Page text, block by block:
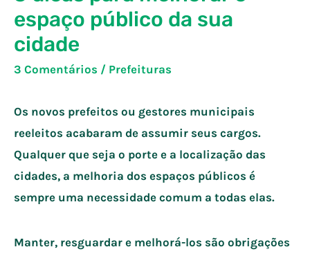
espaço público da sua
cidade
3 Comentários / Prefeituras
Os novos prefeitos ou gestores municipais
reeleitos acabaram de assumir seus cargos.
Qualquer que seja o porte e a localização das
cidades, a melhoria dos espaços públicos é
sempre uma necessidade comum a todas elas.
Manter, resguardar e melhorá-los são obrigações